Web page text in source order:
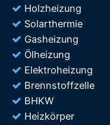
Holzheizung
Solarthermie
Gasheizung
Ölheizung
Elektroheizung
Brennstoffzelle
BHKW
Heizkörper